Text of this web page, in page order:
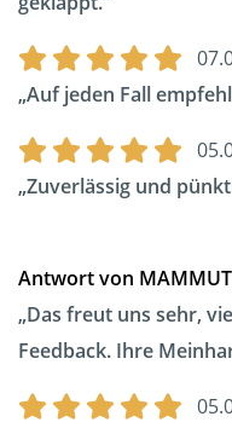
Auf jeden Fall
Zuverlässig und
Antwort von
Das freut uns sehr,
Feedback. Ihre